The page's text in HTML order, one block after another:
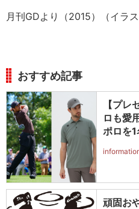
月刊GDより（2015）（イラ
おすすめ記事
【プ
ロも愛
ポロを
頑固お